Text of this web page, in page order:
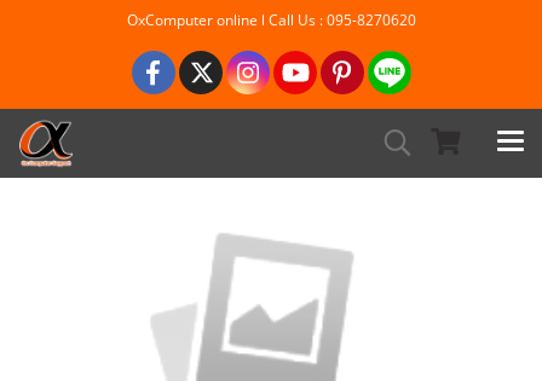
OxComputer online l Call Us : 095-8270620